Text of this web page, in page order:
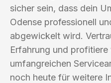
sicher sein, dass dein
Odense professionell
abgewickelt wird.
Erfahrung und profitiere
umfangreichen
noch heute für weitere